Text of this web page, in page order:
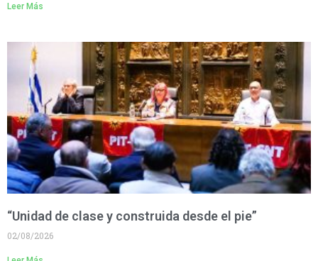
Leer Más
“Unidad de clase y construida desde el pie”
02/08/2026